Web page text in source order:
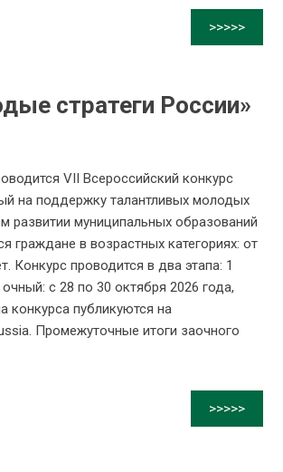
>>>>>
стратеги России»
VII Всероссийский конкурс
на поддержку талантливых молодых
развитии муниципальных образований
граждане в возрастных категориях: от
Конкурс проводится в два этапа: 1
с 28 по 30 октября 2026 года,
конкурса публикуются на
Промежуточные итоги заочного
>>>>>